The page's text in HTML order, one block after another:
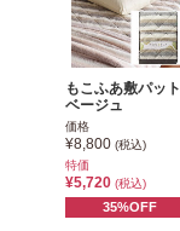
もこふあ敷パット
ベージュ
価格
¥8,800 (税込)
特価
¥5,720 (税込)
35%OFF